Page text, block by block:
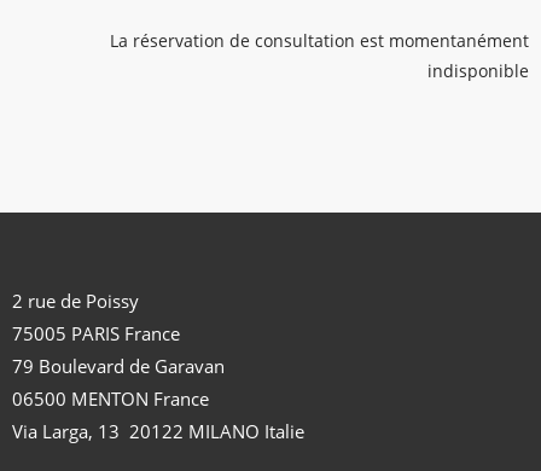
La réservation de consultation est momentanément
indisponible
2 rue de Poissy
75005 PARIS France
79 Boulevard de Garavan
06500 MENTON France
Via Larga, 13 20122 MILANO Italie